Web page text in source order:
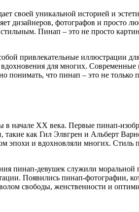
своей уникальной историей и
дизайнеров, фотографов и просто
Пинап – это не просто
привлекательные иллюстрации
для многих.
что пинап – это не только
начале XX века. Первые пинап-
как Гил Элвгрен и Альберт
и вдохновляли многих. Стиль
пинап-девушек служили
Появились пинап-фотографии,
свободы, женственности и